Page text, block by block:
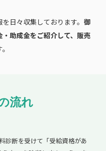
日々収集しております。 御
助成金をご紹介して、販売
流れ
診断を受けて「受給資格があ